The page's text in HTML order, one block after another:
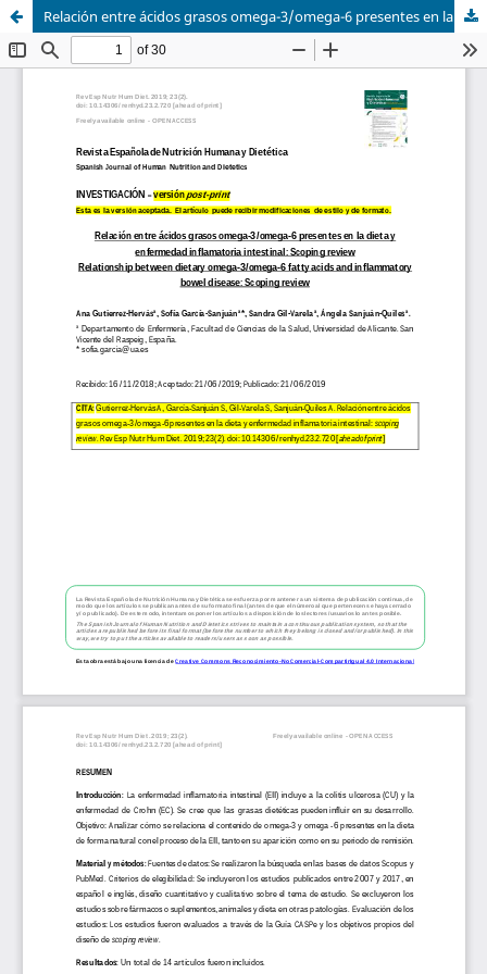
Relación entre ácidos grasos omega-3/omega-6 presentes en la dieta y enfermedad inflamatoria intestinal: Scoping review